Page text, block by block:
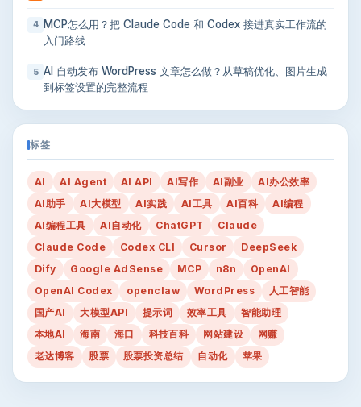
4
MCP怎么用？把 Claude Code 和 Codex 接进真实工作流的
入门路线
5 AI 自动发布 WordPress 文章怎么做？从草稿优化、图片生成
到标签设置的完整流程
标签
AI AI Agent AI API AI写作 AI副业
AI办公效率
AI助手
AI大模型 AI实践 AI工具 AI百科
AI编程
AI编程工具
AI自动化 ChatGPT
Claude
Claude Code
Codex CLI Cursor
DeepSeek
Dify
Google AdSense MCP n8n
OpenAI
OpenAI Codex
openclaw WordPress
人工智能
国产AI
大模型API 提示词 效率工具
智能助理
本地AI
海南 海口 科技百科 网站建设
网赚
老达博客
股票 股票投资总结 自动化 苹果